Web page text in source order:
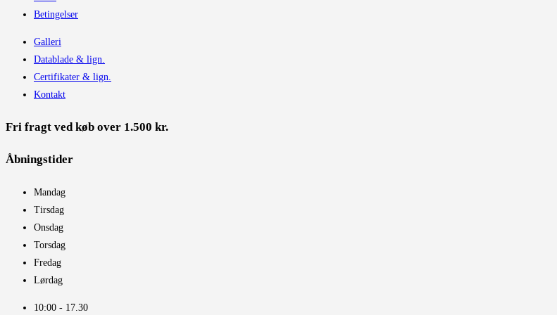
Betingelser
Galleri
Datablade & lign.
Certifikater & lign.
Kontakt
Fri fragt ved køb over 1.500 kr.
Åbningstider​
Mandag
Tirsdag
Onsdag
Torsdag
Fredag
Lørdag
10:00 - 17.30​